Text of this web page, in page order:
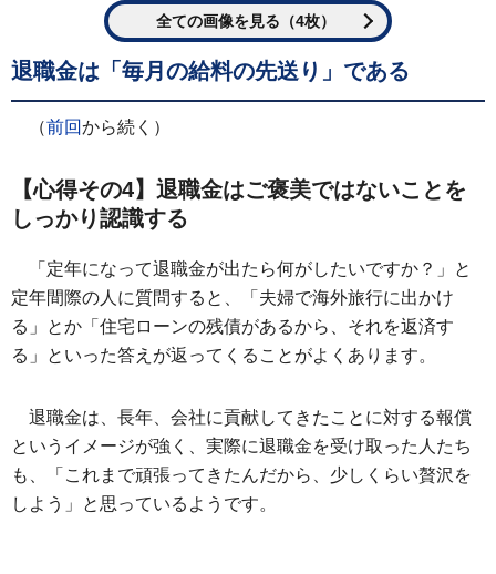
全ての画像を見る（4枚）
退職金は「毎月の給料の先送り」である
（前回から続く）
【心得その4】退職金はご褒美ではないことを
しっかり認識する
「定年になって退職金が出たら何がしたいですか？」と
定年間際の人に質問すると、「夫婦で海外旅行に出かけ
る」とか「住宅ローンの残債があるから、それを返済す
る」といった答えが返ってくることがよくあります。
退職金は、長年、会社に貢献してきたことに対する報償
というイメージが強く、実際に退職金を受け取った人たち
も、「これまで頑張ってきたんだから、少しくらい贅沢を
しよう」と思っているようです。